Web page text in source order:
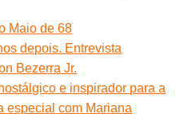
Maio de 68
depois. Entrevista
Bezerra Jr.
e inspirador para a
especial com Mariana